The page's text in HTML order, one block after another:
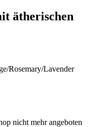
ätherischen
Rosemary/Lavender
nicht mehr angeboten